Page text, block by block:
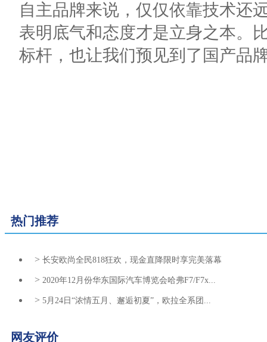
自主品牌来说，仅仅依靠技术还
表明底气和态度才是立身之本。
标杆，也让我们预见到了国产品
热门推荐
> 长安欧尚全民818狂欢，现金直降限时享完美落幕
> 2020年12月份华东国际汽车博览会哈弗F7/F7x...
> 5月24日“浓情五月、邂逅初夏”，欧拉全系团...
网友评价